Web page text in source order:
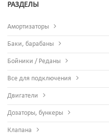
РАЗДЕЛЫ
Амортизаторы
Баки, барабаны
Бойники / Реданы
Все для подключения
Двигатели
Дозаторы, бункеры
Клапана